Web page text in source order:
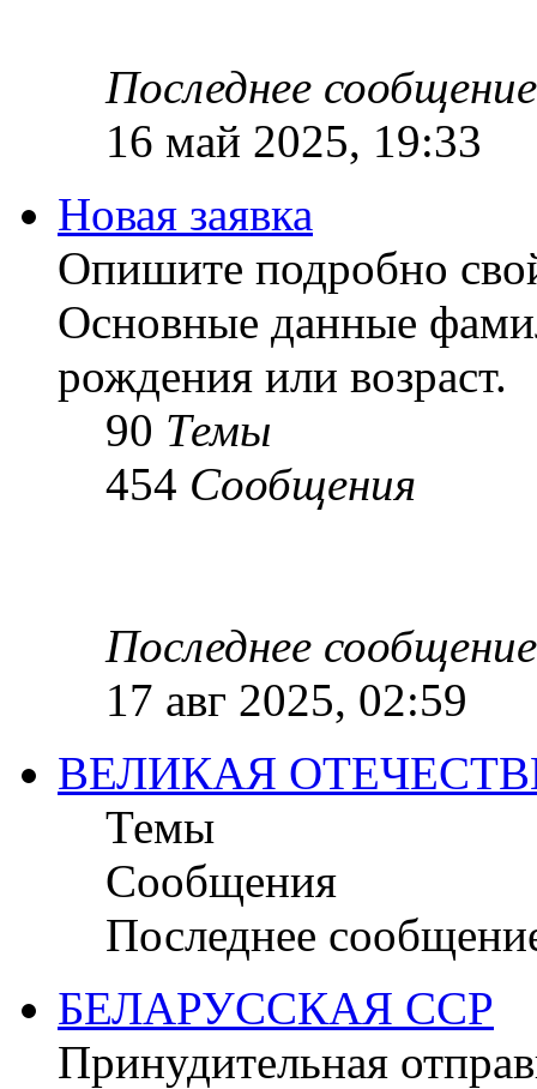
Последнее сообщение
16 май 2025, 19:33
Новая заявка
Опишите подробно
Основные данные
рождения или возраст.
90 Темы
454 Сообщения
Последнее сообщение
17 авг 2025, 02:59
ВЕЛИКАЯ
Темы
Сообщения
Последнее
БЕЛАРУССКАЯ ССР
Принудительная